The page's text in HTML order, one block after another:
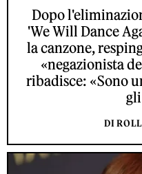
Dopo
'We Will Dance
la canzone,
«negazionista
ribadisce: «Sono
DI